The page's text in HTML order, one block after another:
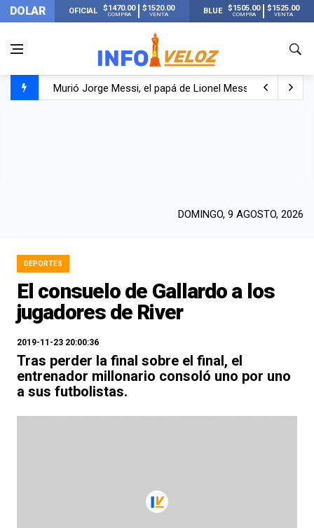
DOLAR OFICIAL $1470.00
COMPRA
$1520.00
VENTA BLUE $1505.00
COMPRA
$1525.00
VENTA
Murió Jorge Messi, el papá de Lionel Messi
DOMINGO, 9 AGOSTO, 2026
DEPORTES
El consuelo de Gallardo a los
jugadores de River
2019-11-23 20:00:36
Tras perder la final sobre el final, el
entrenador millonario consoló uno por uno
a sus futbolistas.